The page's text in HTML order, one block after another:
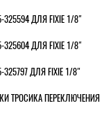
ДЛЯ FIXIE 1/8"
ДЛЯ FIXIE 1/8"
ДЛЯ FIXIE 1/8"
ТРОСИКА ПЕРЕКЛЮЧЕНИЯ